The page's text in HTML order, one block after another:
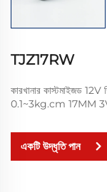
TJZ17RW
কারখানার কাস্টমাইজড
0.1~3kg.cm 17MM 3V
একটি উদ্ধৃতি পান